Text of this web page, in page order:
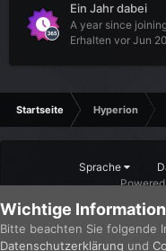
Ein Jahr dabei
A year since
Erhalten vor Jun
Startseite Hyperion
Sprache
Wichtige Information
Bitte beachten Sie folgende
Datenschutzerklärung und